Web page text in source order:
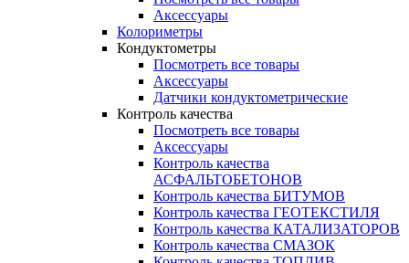
Аксессуары
Колориметры
Кондуктометры
Посмотреть все товары
Аксессуары
Датчики кондуктометрические
Контроль качества
Посмотреть все товары
Аксессуары
Контроль качества
АСФАЛЬТОБЕТОНОВ
Контроль качества БИТУМОВ
Контроль качества ГЕОТЕКСТИЛЯ
Контроль качества КАТАЛИЗАТОРОВ
Контроль качества СМАЗОК